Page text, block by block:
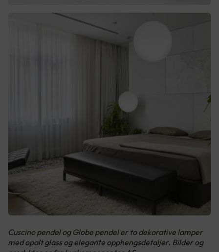
Cuscino pendel og Globe pendel er to dekorative lamper
med opalt glass og elegante opphengsdetaljer. Bilder og